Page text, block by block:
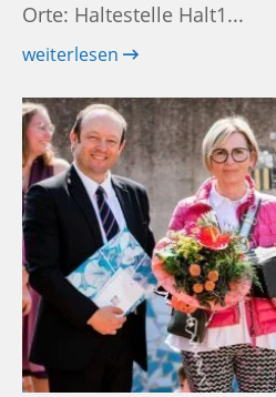
Orte: Haltestelle Halt1...
weiterlesen